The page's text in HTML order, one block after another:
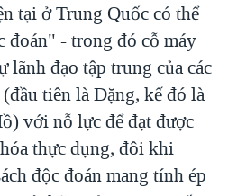
tại ở Trung Quốc có thể
- trong đó cỗ máy
đạo tập trung của các
tiên là Đặng, kế đó là
với nỗ lực để đạt được
thực dụng, đôi khi
độc đoán mang tính ép